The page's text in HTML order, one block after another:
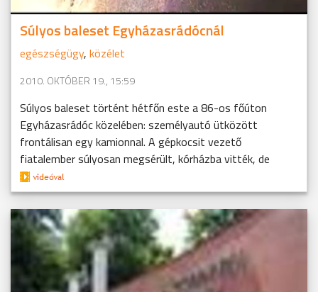
Súlyos baleset Egyházasrádócnál
egészségügy, közélet
2010. OKTÓBER 19., 15:59
Súlyos baleset történt hétfőn este a 86-os főúton
Egyházasrádóc közelében: személyautó ütközött
frontálisan egy kamionnal. A gépkocsit vezető
fiatalember súlyosan megsérült, kórházba vitték, de